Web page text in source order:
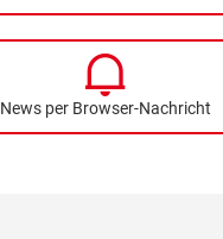
News per Browser-Nachricht